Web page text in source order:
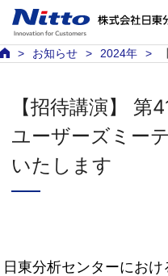
お知らせ 2024年
【招待講演】 第
ユーザーズミー
いたします
日東分析センターにお